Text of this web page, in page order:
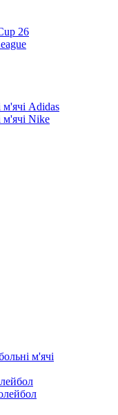
26
м'ячі Adidas
м'ячі Nike
м'ячі